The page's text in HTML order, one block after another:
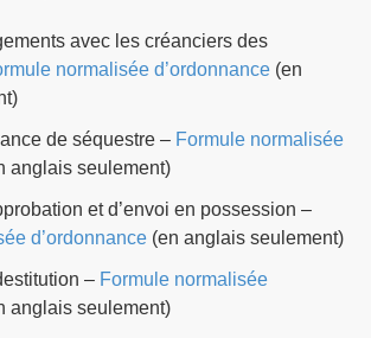
avec les créanciers des
normalisée d’ordonnance (en
de séquestre – Formule normalisée
anglais seulement)
et d’envoi en possession –
d’ordonnance (en anglais seulement)
– Formule normalisée
anglais seulement)